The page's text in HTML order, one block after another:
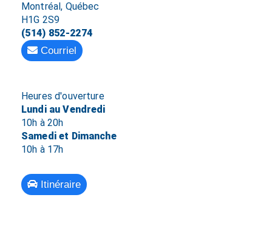
Montréal, Québec
H1G 2S9
(514) 852-2274
Courriel
Heures d'ouverture
Lundi au Vendredi
10h à 20h
Samedi et Dimanche
10h à 17h
Itinéraire